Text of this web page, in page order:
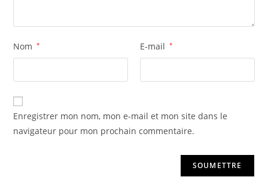
Nom * E-mail *
Enregistrer mon nom, mon e-mail et mon site dans le
navigateur pour mon prochain commentaire.